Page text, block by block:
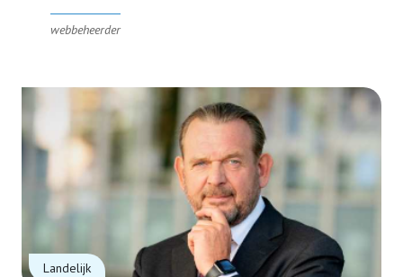
webbeheerder
Landelijk